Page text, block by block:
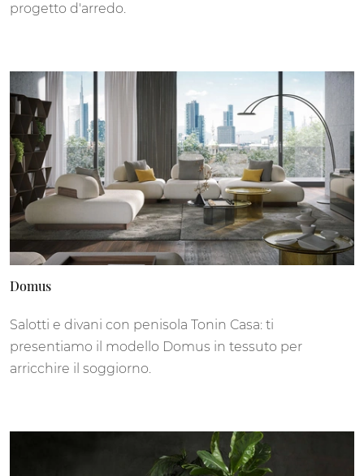
progetto d'arredo.
Domus
Salotti e divani con penisola Tonin Casa: ti
presentiamo il modello Domus in tessuto per
arricchire il soggiorno.